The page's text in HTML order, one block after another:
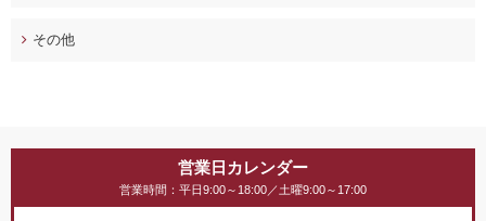
その他
営業日カレンダー
営業時間：平日9:00～18:00／土曜9:00～17:00